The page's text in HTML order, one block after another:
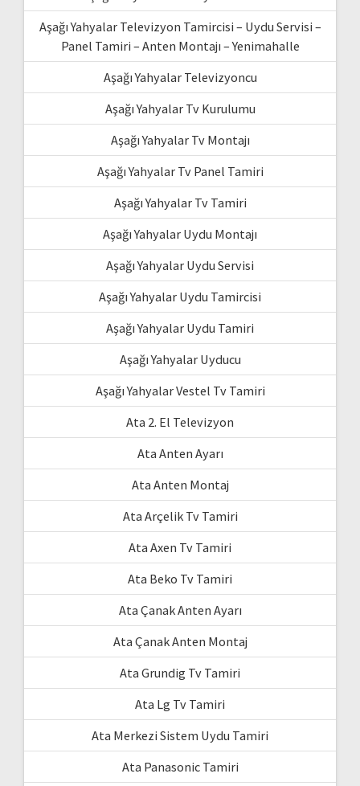
Aşağı Yahyalar Televizyon Tamircisi – Uydu Servisi –
Panel Tamiri – Anten Montajı – Yenimahalle
Aşağı Yahyalar Televizyoncu
Aşağı Yahyalar Tv Kurulumu
Aşağı Yahyalar Tv Montajı
Aşağı Yahyalar Tv Panel Tamiri
Aşağı Yahyalar Tv Tamiri
Aşağı Yahyalar Uydu Montajı
Aşağı Yahyalar Uydu Servisi
Aşağı Yahyalar Uydu Tamircisi
Aşağı Yahyalar Uydu Tamiri
Aşağı Yahyalar Uyducu
Aşağı Yahyalar Vestel Tv Tamiri
Ata 2. El Televizyon
Ata Anten Ayarı
Ata Anten Montaj
Ata Arçelik Tv Tamiri
Ata Axen Tv Tamiri
Ata Beko Tv Tamiri
Ata Çanak Anten Ayarı
Ata Çanak Anten Montaj
Ata Grundig Tv Tamiri
Ata Lg Tv Tamiri
Ata Merkezi Sistem Uydu Tamiri
Ata Panasonic Tamiri